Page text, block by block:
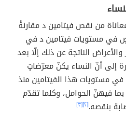
من نقص فيتامين د مقارنةً
في مستويات فيتامين د في
الناتجة عن ذلك إلّا بعد
إلى أنّ النساء يكنّ معرّضاتٍ
في مستويات هذا الفيتامين منذ
فيهنّ الحوامل، وكلما تقدّم
بنقصه.[٢] [٣]